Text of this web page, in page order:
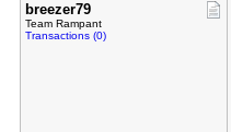
breezer79
Team Rampant
Transactions (0)